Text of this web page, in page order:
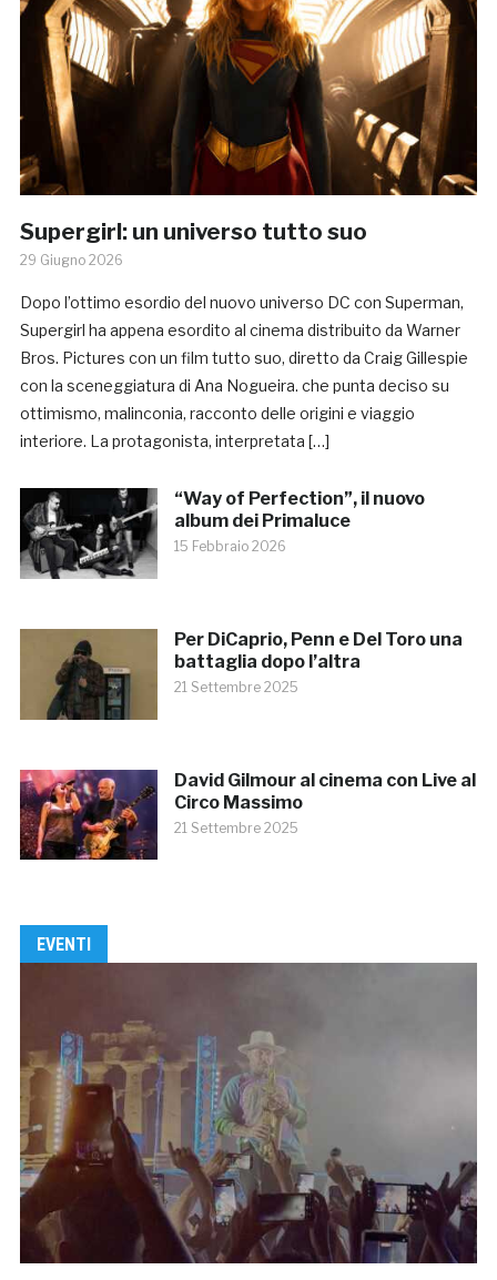
Supergirl: un universo tutto suo
29 Giugno 2026
Dopo l’ottimo esordio del nuovo universo DC con Superman,
Supergirl ha appena esordito al cinema distribuito da Warner
Bros. Pictures con un film tutto suo, diretto da Craig Gillespie
con la sceneggiatura di Ana Nogueira. che punta deciso su
ottimismo, malinconia, racconto delle origini e viaggio
interiore. La protagonista, interpretata […]
“Way of Perfection”, il nuovo
album dei Primaluce
15 Febbraio 2026
Per DiCaprio, Penn e Del Toro una
battaglia dopo l’altra
21 Settembre 2025
David Gilmour al cinema con Live al
Circo Massimo
21 Settembre 2025
EVENTI